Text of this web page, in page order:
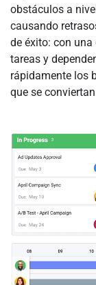
obstáculos a
causando
de éxito: con
tareas y
rápidamente los
que se